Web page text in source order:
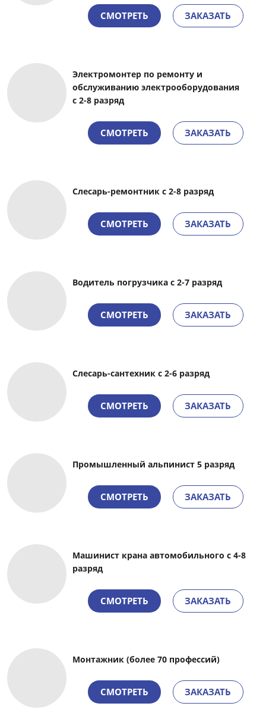
СМОТРЕТЬ ЗАКАЗАТЬ
Электромонтер по ремонту и
обслуживанию электрооборудования
с 2-8 разряд
СМОТРЕТЬ ЗАКАЗАТЬ
Слесарь-ремонтник с 2-8 разряд
СМОТРЕТЬ ЗАКАЗАТЬ
Водитель погрузчика с 2-7 разряд
СМОТРЕТЬ ЗАКАЗАТЬ
Слесарь-сантехник с 2-6 разряд
СМОТРЕТЬ ЗАКАЗАТЬ
Промышленный альпинист 5 разряд
СМОТРЕТЬ ЗАКАЗАТЬ
Машинист крана автомобильного с 4-8
разряд
СМОТРЕТЬ ЗАКАЗАТЬ
Монтажник (более 70 профессий)
СМОТРЕТЬ ЗАКАЗАТЬ